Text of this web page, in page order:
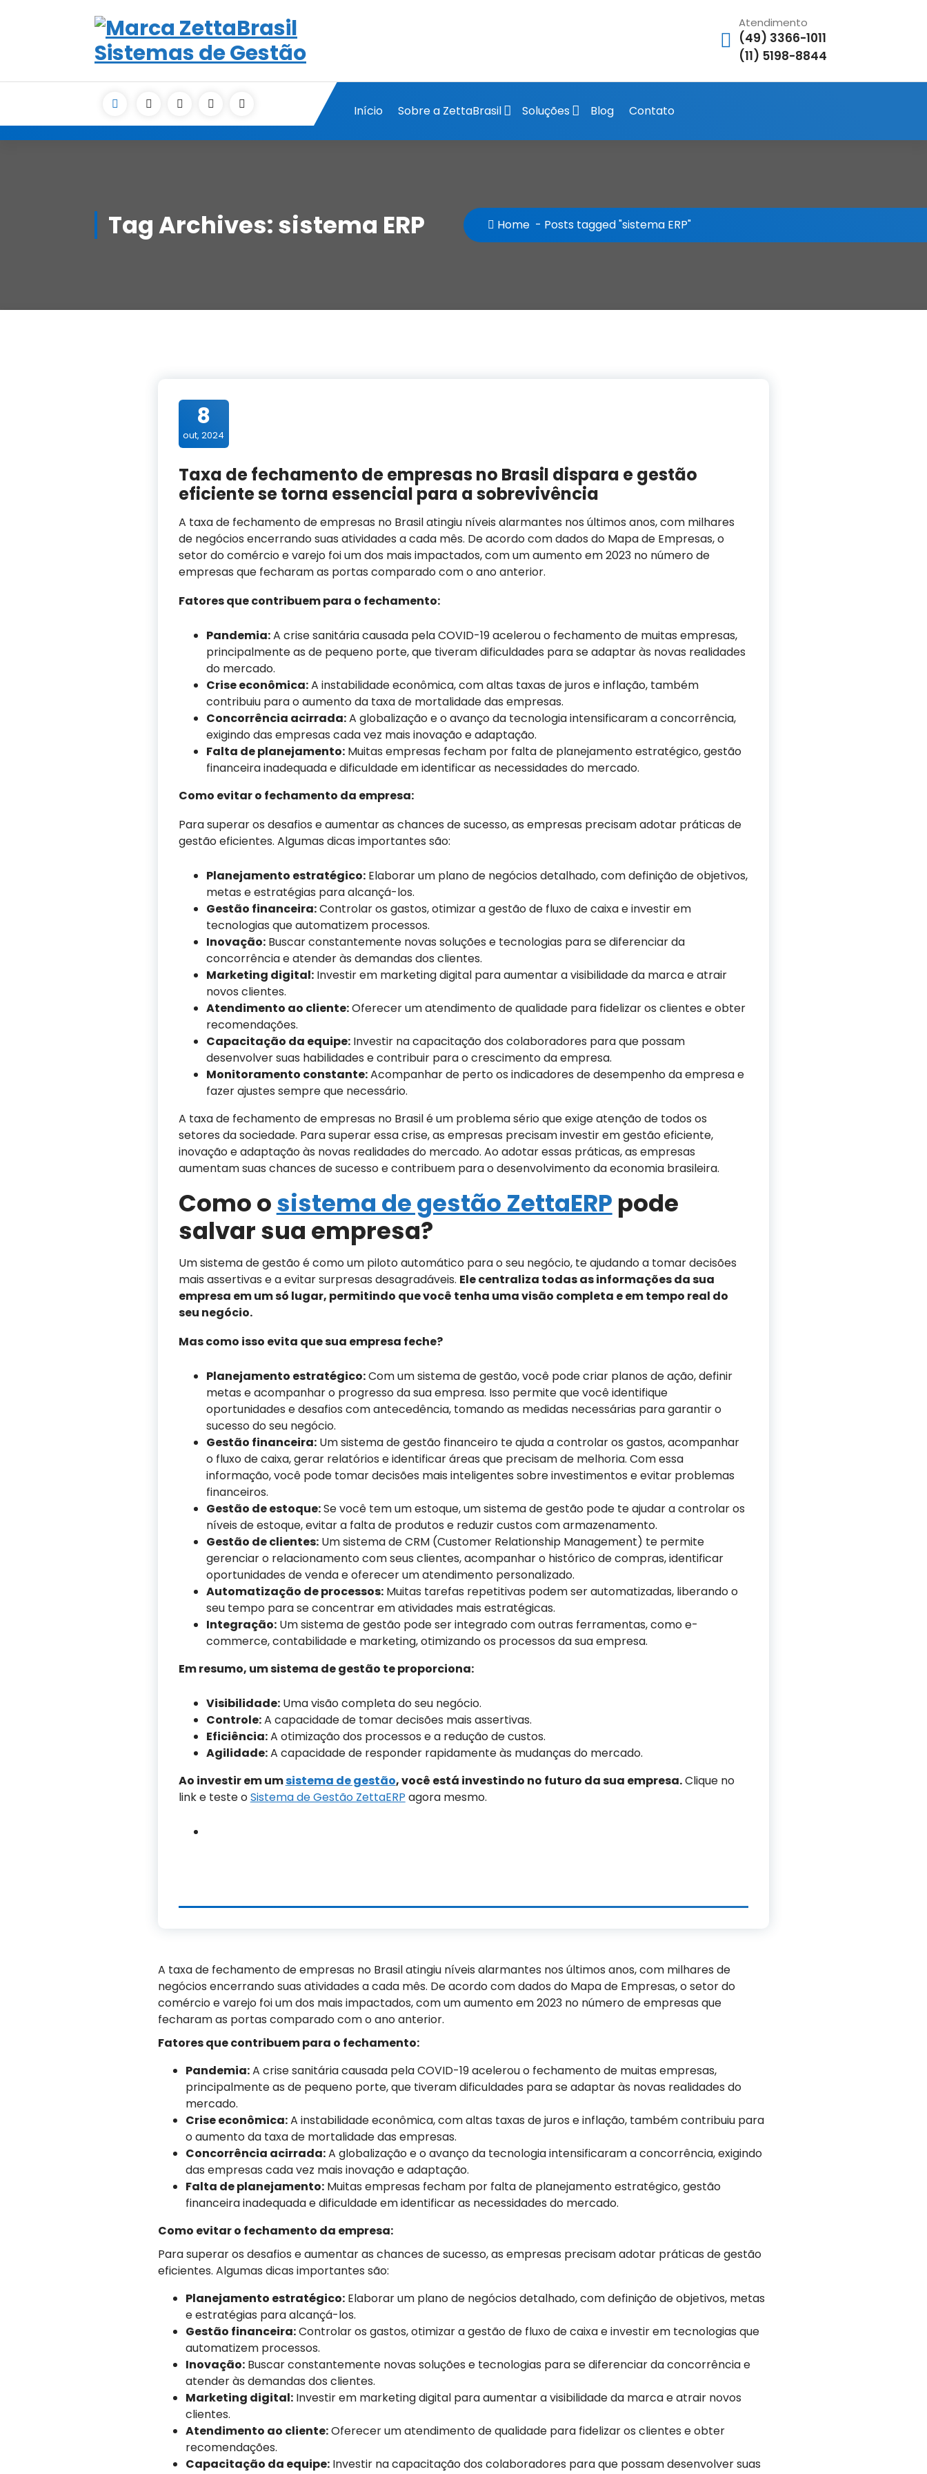
Atendimento
(49) 3366-1011
(11) 5198-8844
Início Sobre a ZettaBrasil Soluções Blog Contato
Tag Archives: sistema ERP Home - Posts tagged "sistema ERP"
8
out, 2024
Taxa de fechamento de empresas no Brasil dispara e gestão
eficiente se torna essencial para a sobrevivência
A taxa de fechamento de empresas no Brasil atingiu níveis alarmantes nos últimos anos, com milhares
de negócios encerrando suas atividades a cada mês. De acordo com dados do Mapa de Empresas, o
setor do comércio e varejo foi um dos mais impactados, com um aumento em 2023 no número de
empresas que fecharam as portas comparado com o ano anterior.
Fatores que contribuem para o fechamento:
Pandemia:A crise sanitária causada pela COVID-19 acelerou o fechamento de muitas empresas,
principalmente as de pequeno porte, que tiveram dificuldades para se adaptar às novas realidades
do mercado.
Crise econômica:A instabilidade econômica, com altas taxas de juros e inflação, também
contribuiu para o aumento da taxa de mortalidade das empresas.
Concorrência acirrada:A globalização e o avanço da tecnologia intensificaram a concorrência,
exigindo das empresas cada vez mais inovação e adaptação.
Falta de planejamento:Muitas empresas fecham por falta de planejamento estratégico, gestão
financeira inadequada e dificuldade em identificar as necessidades do mercado.
Como evitar o fechamento da empresa:
Para superar os desafios e aumentar as chances de sucesso, as empresas precisam adotar práticas de
gestão eficientes. Algumas dicas importantes são:
Planejamento estratégico:Elaborar um plano de negócios detalhado, com definição de objetivos,
metas e estratégias para alcançá-los.
Gestão financeira:Controlar os gastos, otimizar a gestão de fluxo de caixa e investir em
tecnologias que automatizem processos.
Inovação:Buscar constantemente novas soluções e tecnologias para se diferenciar da
concorrência e atender às demandas dos clientes.
Marketing digital:Investir em marketing digital para aumentar a visibilidade da marca e atrair
novos clientes.
Atendimento ao cliente:Oferecer um atendimento de qualidade para fidelizar os clientes e obter
recomendações.
Capacitação da equipe:Investir na capacitação dos colaboradores para que possam
desenvolver suas habilidades e contribuir para o crescimento da empresa.
Monitoramento constante:Acompanhar de perto os indicadores de desempenho da empresa e
fazer ajustes sempre que necessário.
A taxa de fechamento de empresas no Brasil é um problema sério que exige atenção de todos os
setores da sociedade. Para superar essa crise, as empresas precisam investir em gestão eficiente,
inovação e adaptação às novas realidades do mercado. Ao adotar essas práticas, as empresas
aumentam suas chances de sucesso e contribuem para o desenvolvimento da economia brasileira.
Como osistema de gestão ZettaERP pode
salvar sua empresa?
Um sistema de gestão é como um piloto automático para o seu negócio, te ajudando a tomar decisões
mais assertivas e a evitar surpresas desagradáveis. Ele centraliza todas as informações da sua
empresa em um só lugar, permitindo que você tenha uma visão completa e em tempo real do
seu negócio.
Mas como isso evita que sua empresa feche?
Planejamento estratégico:Com um sistema de gestão, você pode criar planos de ação, definir
metas e acompanhar o progresso da sua empresa. Isso permite que você identifique
oportunidades e desafios com antecedência, tomando as medidas necessárias para garantir o
sucesso do seu negócio.
Gestão financeira:Um sistema de gestão financeiro te ajuda a controlar os gastos, acompanhar
o fluxo de caixa, gerar relatórios e identificar áreas que precisam de melhoria. Com essa
informação, você pode tomar decisões mais inteligentes sobre investimentos e evitar problemas
financeiros.
Gestão de estoque:Se você tem um estoque, um sistema de gestão pode te ajudar a controlar os
níveis de estoque, evitar a falta de produtos e reduzir custos com armazenamento.
Gestão de clientes:Um sistema de CRM (Customer Relationship Management) te permite
gerenciar o relacionamento com seus clientes, acompanhar o histórico de compras, identificar
oportunidades de venda e oferecer um atendimento personalizado.
Automatização de processos:Muitas tarefas repetitivas podem ser automatizadas, liberando o
seu tempo para se concentrar em atividades mais estratégicas.
Integração:Um sistema de gestão pode ser integrado com outras ferramentas, como e-
commerce, contabilidade e marketing, otimizando os processos da sua empresa.
Em resumo, um sistema de gestão te proporciona:
Visibilidade:Uma visão completa do seu negócio.
Controle:A capacidade de tomar decisões mais assertivas.
Eficiência:A otimização dos processos e a redução de custos.
Agilidade:A capacidade de responder rapidamente às mudanças do mercado.
Ao investir em umsistema de gestão, você está investindo no futuro da sua empresa.Clique no
link e teste oSistema de Gestão ZettaERP agora mesmo.
A taxa de fechamento de empresas no Brasil atingiu níveis alarmantes nos últimos anos, com milhares de
negócios encerrando suas atividades a cada mês. De acordo com dados do Mapa de Empresas, o setor do
comércio e varejo foi um dos mais impactados, com um aumento em 2023 no número de empresas que
fecharam as portas comparado com o ano anterior.
Fatores que contribuem para o fechamento:
Pandemia:A crise sanitária causada pela COVID-19 acelerou o fechamento de muitas empresas,
principalmente as de pequeno porte, que tiveram dificuldades para se adaptar às novas realidades do
mercado.
Crise econômica:A instabilidade econômica, com altas taxas de juros e inflação, também contribuiu para
o aumento da taxa de mortalidade das empresas.
Concorrência acirrada:A globalização e o avanço da tecnologia intensificaram a concorrência, exigindo
das empresas cada vez mais inovação e adaptação.
Falta de planejamento:Muitas empresas fecham por falta de planejamento estratégico, gestão
financeira inadequada e dificuldade em identificar as necessidades do mercado.
Como evitar o fechamento da empresa:
Para superar os desafios e aumentar as chances de sucesso, as empresas precisam adotar práticas de gestão
eficientes. Algumas dicas importantes são:
Planejamento estratégico:Elaborar um plano de negócios detalhado, com definição de objetivos, metas
e estratégias para alcançá-los.
Gestão financeira:Controlar os gastos, otimizar a gestão de fluxo de caixa e investir em tecnologias que
automatizem processos.
Inovação:Buscar constantemente novas soluções e tecnologias para se diferenciar da concorrência e
atender às demandas dos clientes.
Marketing digital:Investir em marketing digital para aumentar a visibilidade da marca e atrair novos
clientes.
Atendimento ao cliente:Oferecer um atendimento de qualidade para fidelizar os clientes e obter
recomendações.
Capacitação da equipe:Investir na capacitação dos colaboradores para que possam desenvolver suas